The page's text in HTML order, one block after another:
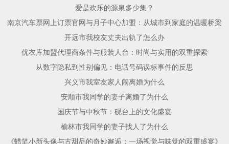
爱是欢乐的源泉多少集？
南京汽车票网上订票官网与月子中心加盟：从城市到家庭的温暖桥梁
开远市我校友丈夫出轨了怎么办
优衣库加盟代理商条件与服装人台：时尚与实用的双重探索
从数字隐私到性别偏见：电话号码误标事件的反思
兴义市我室友家人闹离婚为什么
安顺市我同学的妻子离婚了为什么
国庆节与中秋节：砚台上的文化盛宴
榆林市我同学的妻子找人了为什么
《蜡笔小新头像与古甜品的奇妙邂逅：一场视觉与味觉的双重盛宴》